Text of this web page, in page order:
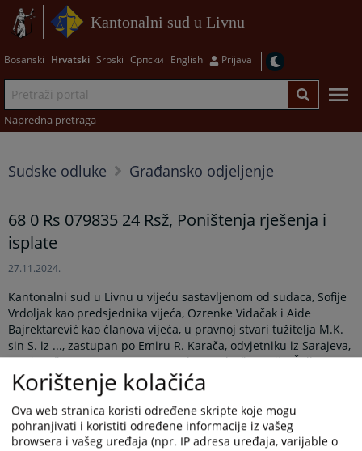
Kantonalni sud u Livnu
Bosanski Hrvatski Srpski Српски English Prijava
Napredna pretraga
Sudske odluke Građansko odjeljenje
68 0 Rs 079835 24 Rsž, Poništenja rješenja i
isplate
27.11.2024.
Kantonalni sud u Livnu u vijeću sastavljenom od sudaca, Sofije
Vrdoljak kao predsjednika vijeća, Ozrenke Vidačak i Aide
Bajrektarević kao članova vijeća, u pravnoj stvari tužitelja M.K.
sin S. iz ..., zastupan po Emiru R. Karača, odvjetniku iz Sarajeva,
protiv tuženog Kanton 10/Hercegbosanska županija, Žalbeno
vijeće Vlade HBŽ, Livno, radi poništenja rješenja i isplate,
odlučujući o žalbi tuženika protiv presude Općinskog suda u
Livnu br. 68 0 Rs 079835 23 Rs od 30.04.2024. godine, na
sjednici vijeća održanoj dana 27.11.2024. godine donio je
slijedeću presudu...
Korištenje kolačića
Ova web stranica koristi određene skripte koje mogu
pohranjivati i koristiti određene informacije iz vašeg
browsera i vašeg uređaja (npr. IP adresa uređaja, varijable o